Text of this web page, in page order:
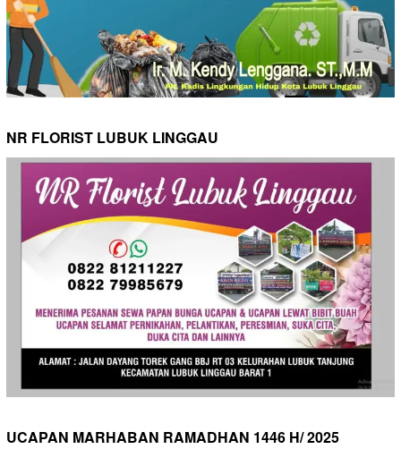
NR FLORIST LUBUK LINGGAU
UCAPAN MARHABAN RAMADHAN 1446 H/ 2025